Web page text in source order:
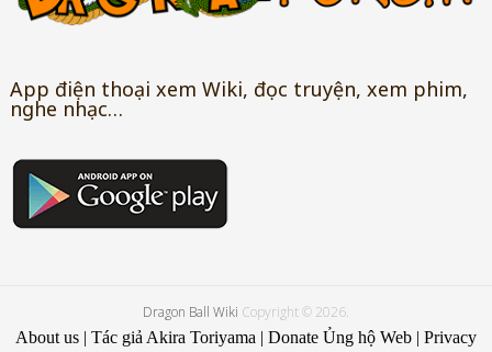
App điện thoại xem Wiki, đọc truyện, xem phim,
nghe nhạc…
Dragon Ball Wiki Copyright © 2026.
About us| Tác giả Akira Toriyama | Donate Ủng hộ Web| Privacy